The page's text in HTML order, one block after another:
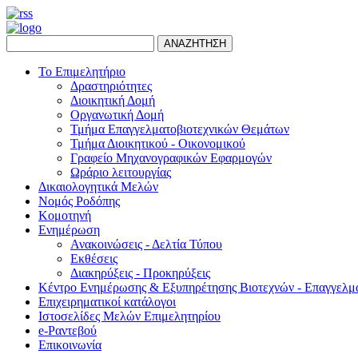
ΑΝΑΖΗΤΗΣΗ
Το Επιμελητήριο
Δραστηριότητες
Διοικητική Δομή
Οργανωτική Δομή
Τμήμα Επαγγελματοβιοτεχνικών Θεμάτων
Τμήμα Διοικητικού - Οικονομικού
Γραφείο Μηχανογραφικών Εφαρμογών
Ωράριο λειτουργίας
Δικαιολογητικά Μελών
Νομός Ροδόπης
Κομοτηνή
Ενημέρωση
Ανακοινώσεις - Δελτία Τύπου
Εκθέσεις
Διακηρύξεις - Προκηρύξεις
Κέντρο Ενημέρωσης & Εξυπηρέτησης Βιοτεχνών -
Επιχειρηματικοί κατάλογοι
Ιστοσελίδες Μελών Επιμελητηρίου
e-Ραντεβού
Επικοινωνία